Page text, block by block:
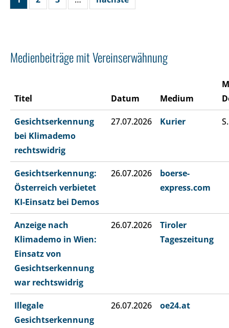
Medienbeiträge mit Vereinserwähnung
Titel Datum Medium
Gesichtserkennung
bei Klimademo
rechtswidrig
27.07.2026 Kurier
Gesichtserkennung:
Österreich verbietet
KI-Einsatz bei Demos
26.07.2026
boerse-
express.com
Anzeige nach
Klimademo in Wien:
Einsatz von
Gesichtserkennung
war rechtswidrig
26.07.2026
Tiroler
Tageszeitung
Illegale
Gesichtserkennung
26.07.2026 oe24.at